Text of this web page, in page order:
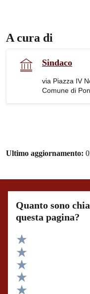
A cura di
Sindaco
via Piazza IV
Comune di
Ultimo aggiornamento:
Quanto sono
questa pagina?
Valuta 5 stelle su 5
Valuta 4 stelle su 5
Valuta 3 stelle su 5
Valuta 2 stelle su 5